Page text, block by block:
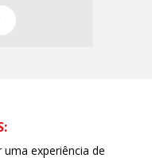
experiência de